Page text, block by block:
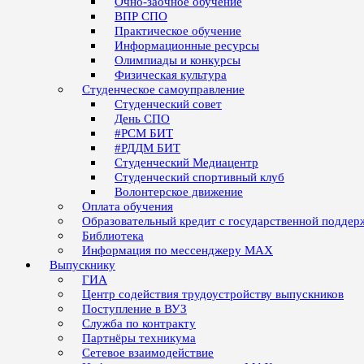
ВПР СПО
Практическое обучение
Информационные ресурсы
Олимпиады и конкурсы
Физическая культура
Студенческое самоуправление
Студенческий совет
День СПО
#РСМ БИТ
#РДДМ БИТ
Студенческий Медиацентр
Студенческий спортивный клуб
Волонтерское движение
Оплата обучения
Образовательный кредит с государственной
Библиотека
Информация по мессенджеру MAX
Выпускнику
ГИА
Центр содействия трудоустройству выпускников
Поступление в ВУЗ
Служба по контракту
Партнёры техникума
Сетевое взаимодействие